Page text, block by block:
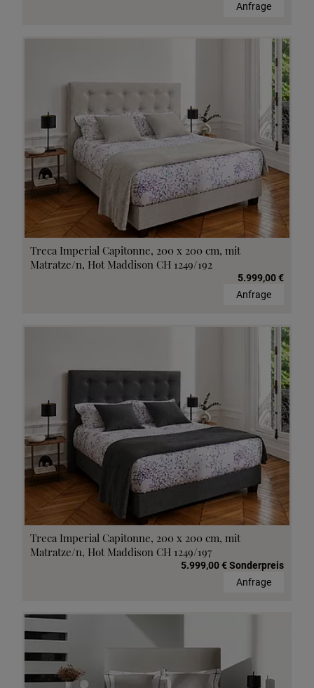
Anfrage
Treca Imperial Capitonne, 200 x 200 cm, mit
Matratze/n, Hot Maddison CH 1249/192
5.999,00 €
Anfrage
Treca Imperial Capitonne, 200 x 200 cm, mit
Matratze/n, Hot Maddison CH 1249/197
5.999,00 € Sonderpreis
Anfrage